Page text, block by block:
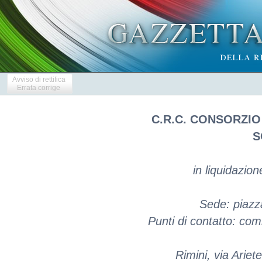
Avviso di rettifica
Errata corrige
C.R.C.
in
Sede:
Punti di contatto:
Rimini, via